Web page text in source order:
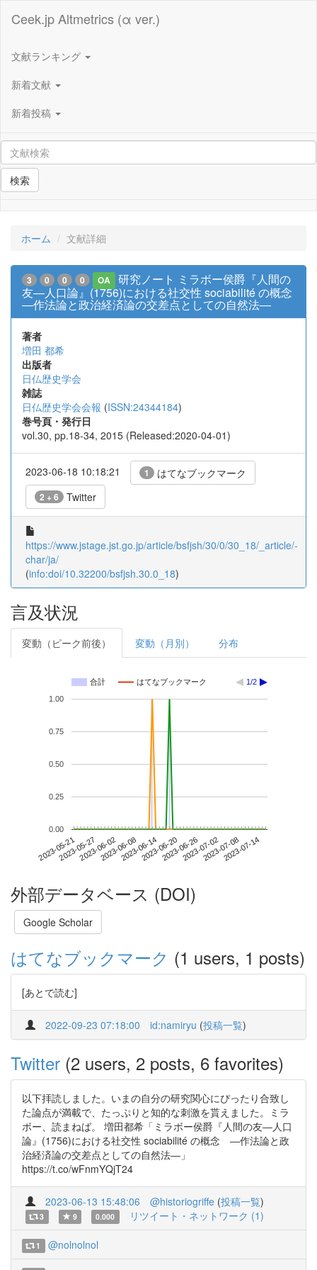
Ceek.jp Altmetrics (α ver.)
文献ランキング
新着文献
新着投稿
検索
ホーム 文献詳細
3 0 0 0 OA
研究ノート ミラボー侯爵『人間の
友―人口論』(1756)における社交性 sociabilité の概念
―作法論と政治経済論の交差点としての自然法―
著者
増田 都希
出版者
日仏歴史学会
雑誌
日仏歴史学会会報 (ISSN:24344184)
巻号頁・発行日
vol.30, pp.18-34, 2015 (Released:2020-04-01)
2023-06-18 10:18:21 1 はてなブックマーク
2 + 6 Twitter
https://www.jstage.jst.go.jp/article/bsfjsh/30/0/30_18/_article/-
char/ja/
(info:doi/10.32200/bsfjsh.30.0_18)
言及状況
変動（ピーク前後） 変動（月別） 分布
合計 はてなブックマーク 1/2
2023-05-212023-05-272023-06-022023-06-082023-06-142023-06-202023-06-262023-07-022023-07-082023-07-14
0.00
0.25
0.50
0.75
1.00
外部データベース (DOI)
Google Scholar
はてなブックマーク (1 users, 1 posts)
[あとで読む]
2022-09-23 07:18:00 id:namiryu (投稿一覧)
Twitter (2 users, 2 posts, 6 favorites)
以下拝読しました。いまの自分の研究関心にぴったり合致し
た論点が満載で、たっぷりと知的な刺激を貰えました。ミラ
ボー、読まねば。 増田都希「ミラボー侯爵『人間の友―人口
論』(1756)における社交性 sociabilité の概念 ―作法論と政
治経済論の交差点としての自然法―」
https://t.co/wFnmYQjT24
2023-06-13 15:48:06 @historiogriffe (投稿一覧)
3 9 0.000 リツイート・ネットワーク (1)
1 @nolnolnol